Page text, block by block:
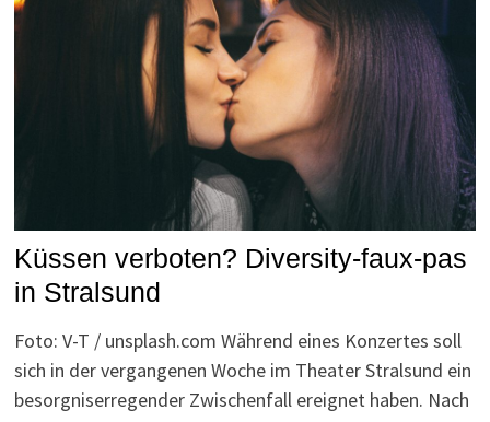
Küssen verboten? Diversity-faux-pas
in Stralsund
Foto: V-T / unsplash.com Während eines Konzertes soll
sich in der vergangenen Woche im Theater Stralsund ein
besorgniserregender Zwischenfall ereignet haben. Nach